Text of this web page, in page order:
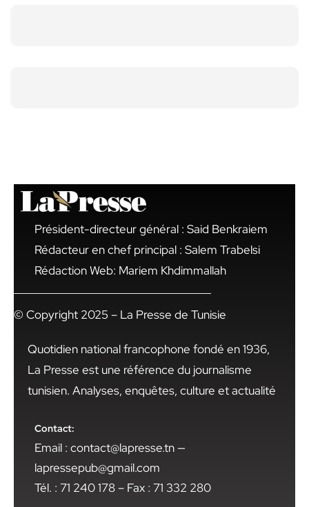
Président-directeur général : Said Benkraiem
Rédacteur en chef principal : Salem Trabelsi
Rédaction Web: Mariem Khdimmallah
© Copyright 2025 – La Presse de Tunisie
Quotidien national francophone fondé en 1936,
La Presse est une référence du journalisme
tunisien. Analyses, enquêtes, culture et actualité
Contact:
Email : contact@lapresse.tn —
lapressepub@gmail.com
Tél. : 71 240 178 – Fax : 71 332 280